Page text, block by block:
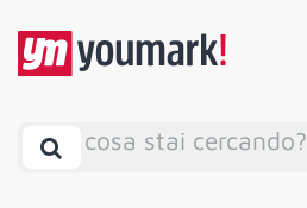
cosa stai cercando?